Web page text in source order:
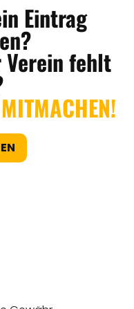
Eintrag
Verein fehlt